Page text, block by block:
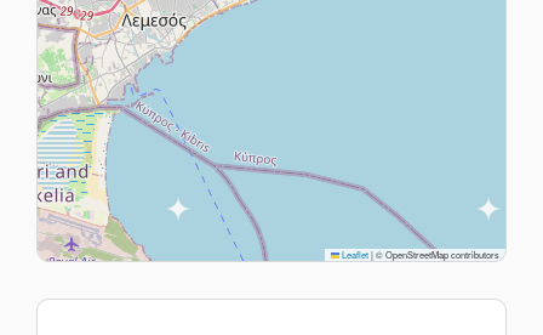
Leaflet|© OpenStreetMap contributors